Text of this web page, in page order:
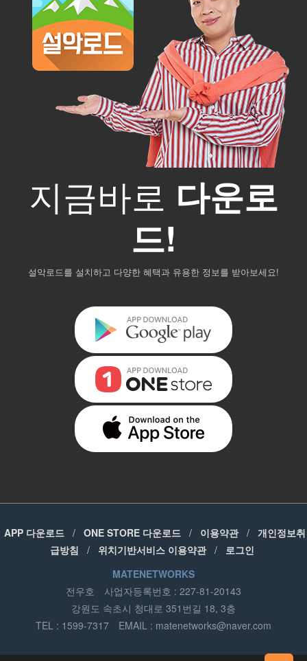
지금바로 다운로
드!
설악로드를 설치하고 다양한 혜택과 유용한 정보를 받아보세요!
APP 다운로드 / ONE STORE 다운로드 / 이용약관 / 개인정보취
급방침
/ 위치기반서비스 이용약관 /
로그인
MATENETWORKS
전우호
사업자등록번호 : 227-81-20143
강원도 속초시 청대로 351번길 18, 3층
TEL : 1599-7317
EMAIL : matenetworks@naver.com